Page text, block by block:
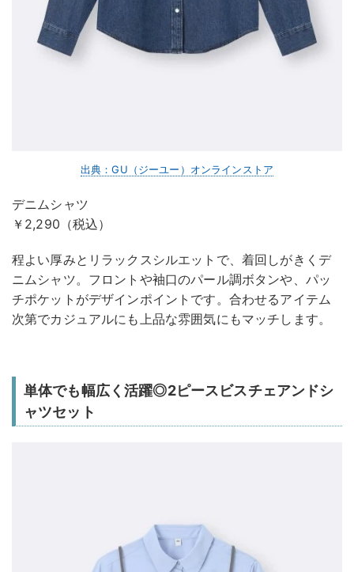
出典：GU（ジーユー）オンラインストア
デニムシャツ
￥2,290（税込）
程よい厚みとリラックスシルエットで、着回しがきくデ
ニムシャツ。フロントや袖口のパール調ボタンや、パッ
チポケットがデザインポイントです。合わせるアイテム
次第でカジュアルにも上品な雰囲気にもマッチします。
単体でも幅広く活躍◎2ピースビスチェアンドシ
ャツセット